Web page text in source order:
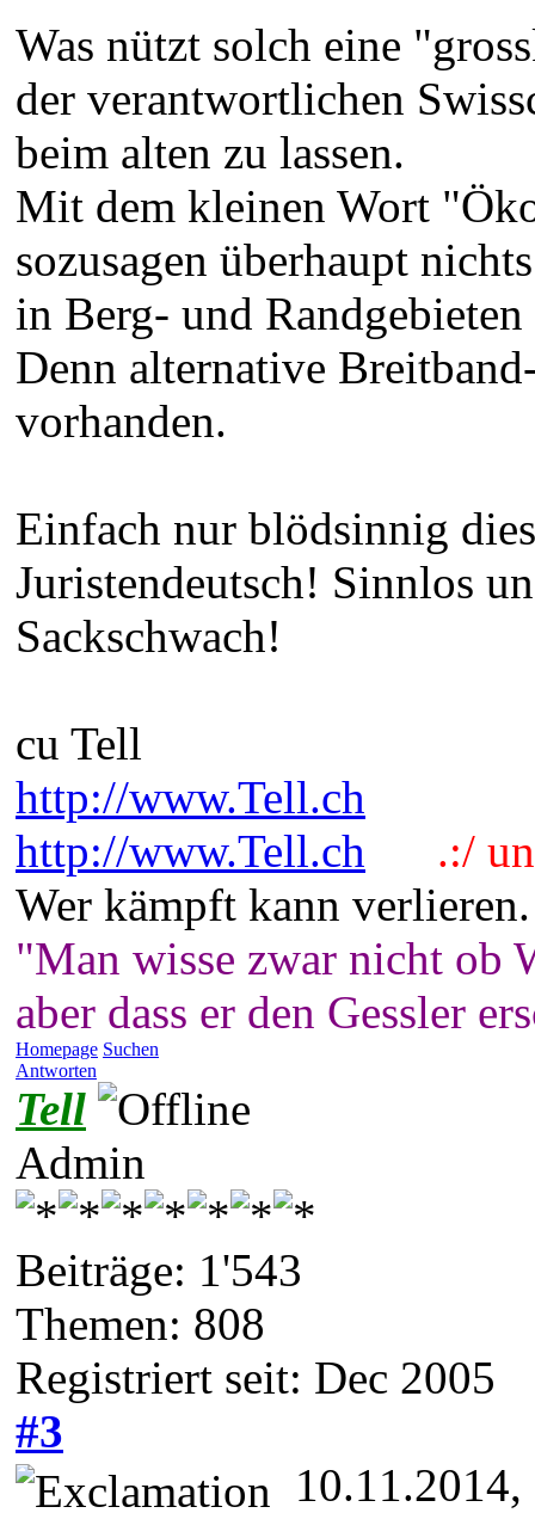
Was nützt solch eine
der verantwortlichen
beim alten zu lassen.
Mit dem kleinen Wort
sozusagen überhaupt
in Berg- und
Denn alternative
vorhanden.
Einfach nur blödsinnig
Juristendeutsch! Sinnlos
Sackschwach!
cu Tell
http://www.Tell.ch
http://www.Tell.ch
.:/
Wer kämpft kann
"Man wisse zwar nicht ob
aber dass er den Gessler
Homepage Suchen
Antworten
Tell
Admin
Beiträge: 1'543
Themen: 808
Registriert seit: Dec 2005
#3